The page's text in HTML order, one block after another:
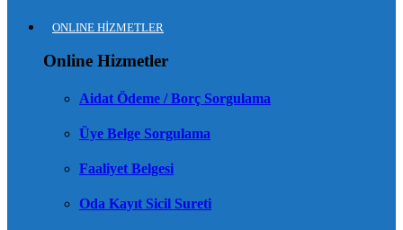
ONLINE HİZMETLER
Online Hizmetler
Aidat Ödeme / Borç Sorgulama
Üye Belge Sorgulama
Faaliyet Belgesi
Oda Kayıt Sicil Sureti